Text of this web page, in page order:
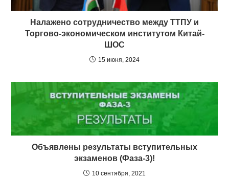
Налажено сотрудничество между ТТПУ и
Торгово-экономическом институтом Китай-
ШОС
15 июня, 2024
Объявлены результаты вступительных
экзаменов (Фаза-3)!
10 сентября, 2021